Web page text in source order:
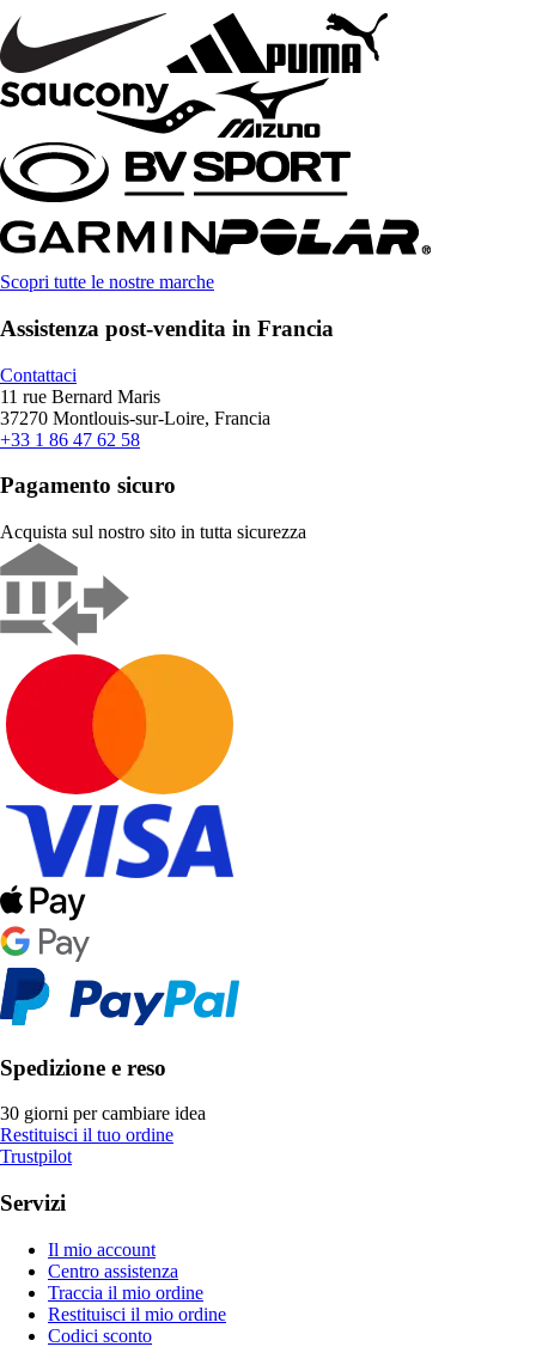
Scopri tutte le nostre marche
Assistenza post-vendita in Francia
Contattaci
11 rue Bernard Maris
37270 Montlouis-sur-Loire, Francia
+33 1 86 47 62 58
Pagamento sicuro
Acquista sul nostro sito in tutta sicurezza
Spedizione e reso
30 giorni per cambiare idea
Restituisci il tuo ordine
Trustpilot
Servizi
Il mio account
Centro assistenza
Traccia il mio ordine
Restituisci il mio ordine
Codici sconto